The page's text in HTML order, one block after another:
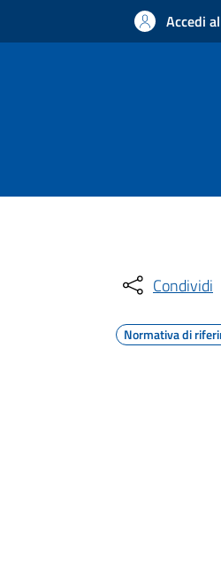
Accedi
Condividi
Normativa di